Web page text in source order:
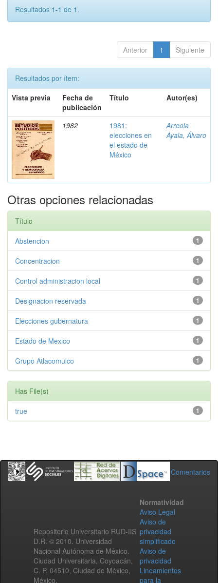
Resultados 1-1 de 1.
Anterior 1 Siguiente
Resultados por ítem:
Vista previa
Fecha de
publicación
Título Autor(es)
1982
1981:
elecciones en
el estado de
México
Arreola
Ayala, Álvaro
Otras opciones relacionadas
Título
1
Abstencion
1
Concentracion
1
Control administracion local
1
Designacion reservada
1
Elecciones gubernatura
1
Estado de Mexico
1
Grupo Atlacomulco
Has File(s)
1
true
Comentarios
Repositorio Universitario RUD-IIS
D.R. © 2010. Universidad
Nacional Autónoma de México.
Ciudad Universitaria, Coyoacán,
C. P. 04510, Ciudad de México,
México.
Normatividad
Aviso Legal
Aviso de
privacidad
simplificado
Aviso de
privacidad
Lineamientos
para la